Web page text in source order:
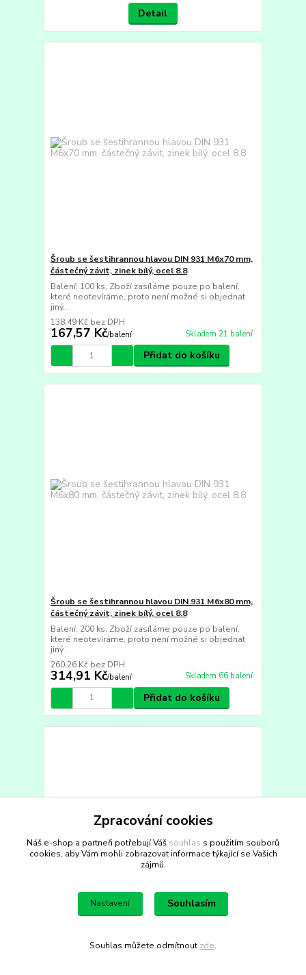
Detail
Šroub se šestihrannou hlavou DIN 931 M6x70 mm,
částečný závit, zinek bílý, ocel 8.8
Balení: 100 ks, Zboží zasíláme pouze po balení,
které neotevíráme, proto není možné si objednat
jiný...
167,57 Kč/balení
138,49 Kč bez DPH
Skladem 21 balení
Přidat do košíku
Šroub se šestihrannou hlavou DIN 931 M6x80 mm,
částečný závit, zinek bílý, ocel 8.8
Balení: 200 ks, Zboží zasíláme pouze po balení,
které neotevíráme, proto není možné si objednat
jiný...
314,91 Kč/balení
260,26 Kč bez DPH
Skladem 66 balení
Přidat do košíku
Šroub se šestihrannou hlavou DIN 931 M6x90 mm,
Zpracování cookies
Náš e-shop a partneři potřebují Váš souhlas s použitím souborů
cookies, aby Vám mohli zobrazovat informace týkající se Vašich
zájmů.
Nastavení Souhlasím
Souhlas můžete odmítnout zde.